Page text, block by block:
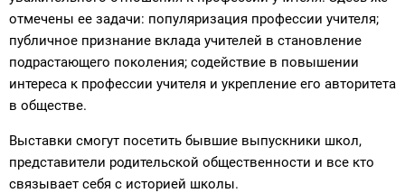
отмечены ее задачи: популяризация профессии учителя;
публичное признание вклада учителей в становление
подрастающего поколения; содействие в повышении
интереса к профессии учителя и укрепление его авторитета
в обществе.
Выставки смогут посетить бывшие выпускники школ,
представители родительской общественности и все кто
связывает себя с историей школы.